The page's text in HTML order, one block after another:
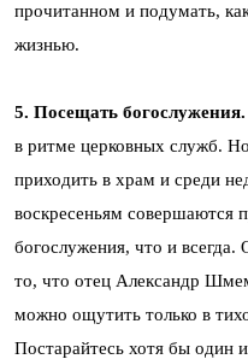
прочитанном и подумать,
жизнью.
5. Посещать богослужения.
в ритме церковных служб.
приходить в храм и среди
воскресеньям совершаются
богослужения, что и
то, что отец Александр
можно ощутить только в
Постарайтесь хотя бы один